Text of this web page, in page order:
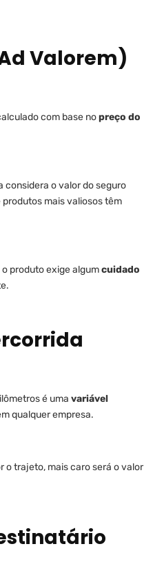
Valorem)
com base nopreço do
considera o valor do seguro
mais valiosos têm
produto exige algumcuidado
é uma variável
qualquer empresa.
o trajeto, mais caro será o valor